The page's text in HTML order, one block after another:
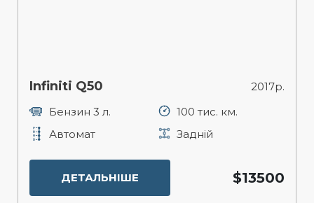
Infiniti Q50
2017р.
Бензин 3 л.
100 тис. км.
Автомат
Задній
ДЕТАЛЬНІШЕ $13500